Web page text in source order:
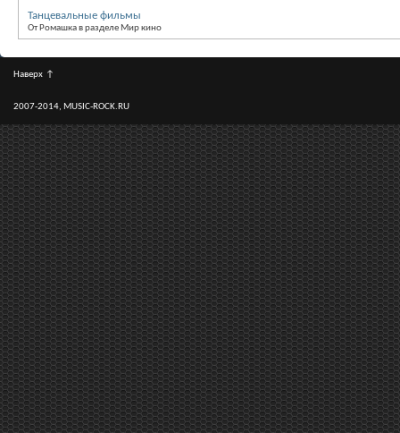
Танцевальные фильмы
От Ромашка в разделе Мир кино
Наверх ↑
2007-2014, MUSIC-ROCK.RU